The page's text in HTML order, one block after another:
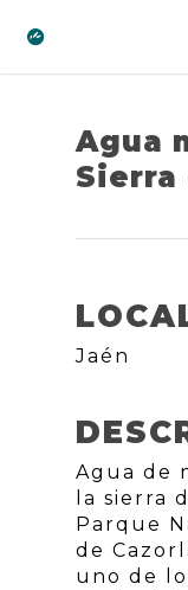
Agua
Sierra
Jaén
Agua de
la sierra
Parque
de
uno de